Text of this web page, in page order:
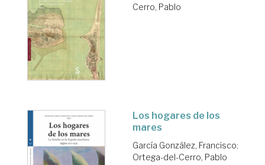
Cerro, Pablo
Los hogares de los
mares
García González, Francisco;
Ortega-del-Cerro, Pablo